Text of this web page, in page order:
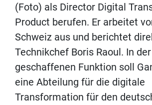
(Foto) als Director Digital
Product berufen. Er arbeitet
Schweiz aus und berichtet
Technikchef Boris Raoul. In
geschaffenen Funktion soll
eine Abteilung für die digitale
Transformation für den